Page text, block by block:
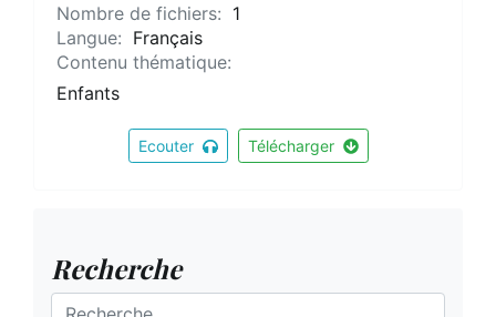
Nombre de fichiers: 1
Langue: Français
Contenu thématique:
Enfants
Ecouter Télécharger
Recherche